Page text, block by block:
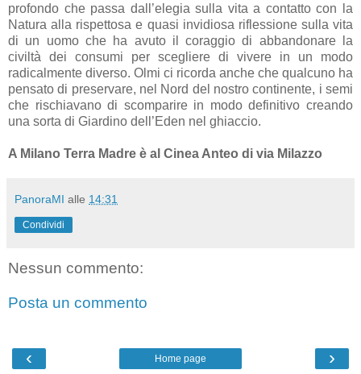
profondo che passa dall’elegia sulla vita a contatto con la
Natura alla rispettosa e quasi invidiosa riflessione sulla vita
di un uomo che ha avuto il coraggio di abbandonare la
civiltà dei consumi per scegliere di vivere in un modo
radicalmente diverso. Olmi ci ricorda anche che qualcuno ha
pensato di preservare, nel Nord del nostro continente, i semi
che rischiavano di scomparire in modo definitivo creando
una sorta di Giardino dell’Eden nel ghiaccio.
A Milano Terra Madre è al Cinea Anteo di via Milazzo
PanoraMI alle 14:31
Condividi
Nessun commento:
Posta un commento
‹ ›
Home page